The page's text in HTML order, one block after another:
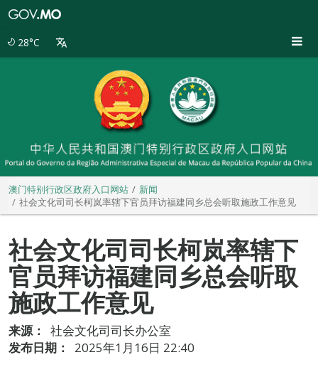
28°C
澳门特别行政区政府入口网站
新闻
社会文化司司长柯岚率辖下官员拜访福建同乡总会听取施政工作意见
社会文化司司长柯岚率辖下
官员拜访福建同乡总会听取
施政工作意见
来源：
社会文化司司长办公室
发布日期：
2025年1月16日 22:40